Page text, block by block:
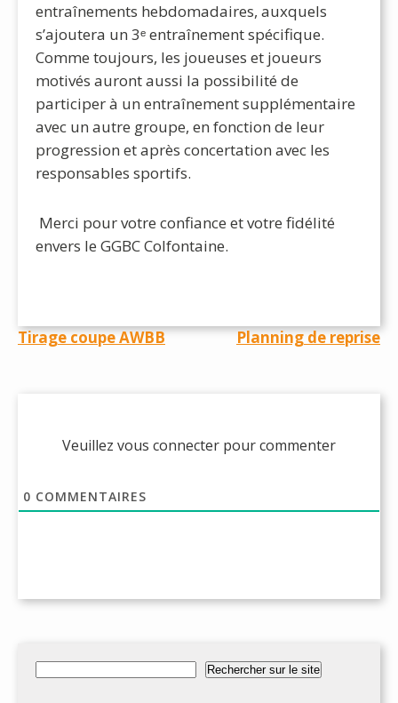
entraînements hebdomadaires, auxquels
s’ajoutera un 3ᵉ entraînement spécifique.
Comme toujours, les joueuses et joueurs
motivés auront aussi la possibilité de
participer à un entraînement supplémentaire
avec un autre groupe, en fonction de leur
progression et après concertation avec les
responsables sportifs.
Merci pour votre confiance et votre fidélité
envers le GGBC Colfontaine.
Navigation
Tirage coupe AWBB Planning de reprise
Veuillez vous connecter pour commenter
0 COMMENTAIRES
Rechercher sur le site